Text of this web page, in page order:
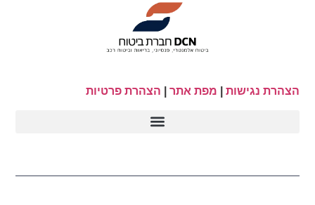
הצהרת נגישות מפת אתר הצהרת פרטיות